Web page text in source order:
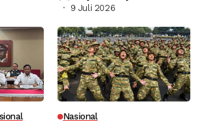
9 Juli 2026
Nasional